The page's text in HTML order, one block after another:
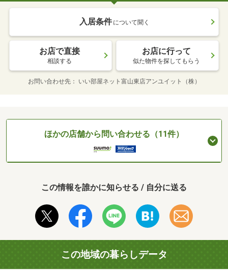
入居条件 について聞く
お店で直接
相談する
お店に行って
似た物件を探してもらう
お問い合わせ先 いい部屋ネット富山東店アンユイット（株）
ほかの店舗から問い合わせる（11件）
この情報を誰かに知らせる / 自分に送る
この地域の暮らしデータ